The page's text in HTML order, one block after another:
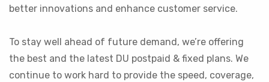
better innovations and enhance customer service.
To stay well ahead of future demand, we’re offering
the best and the latest DU postpaid & fixed plans. We
continue to work hard to provide the speed, coverage,